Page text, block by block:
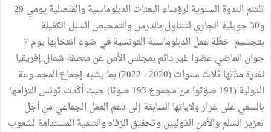
تلتئم الندوة السنوية لرؤساء البعثات الدبلوماسية والقنصلية يومي 29
و30 جويلية الجاري لتتناول بالدرس والتمحيص السبل الكفيلة
بتجسيم خطّة عمل الدبلوماسية التونسية في ضوء انتخابها يوم 7
جوان الماضي عضوا غير دائم بمجلس الأمن عن منطقة شمال إفريقيا
لفترة مدّتها ثلاث سنوات (2020 - 2022) بما يشبه إجماع المجمـــوعة
الدولية (191 صوّتوا من مجموع 193 صوتا) حيث أكّدت تونس التزامها
بالسعي على غرار ولاياتها السابقة إلى دعم العمل الجماعي من أجل
تعزيز السلم والأمن الدّوليين وتحقيق الرّفاه والتنمية المستدامة لشعوب